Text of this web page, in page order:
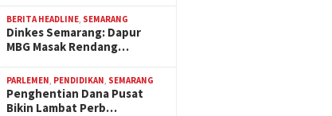
BERITA HEADLINE SEMARANG
Dinkes Semarang: Dapur
MBG Masak Rendang…
PARLEMEN PENDIDIKAN SEMARANG
Penghentian Dana Pusat
Bikin Lambat Perb…